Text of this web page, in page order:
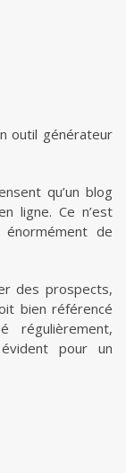
outil générateur
qu’un blog
ligne. Ce n’est
de
des prospects,
bien référencé
régulièrement,
pour un